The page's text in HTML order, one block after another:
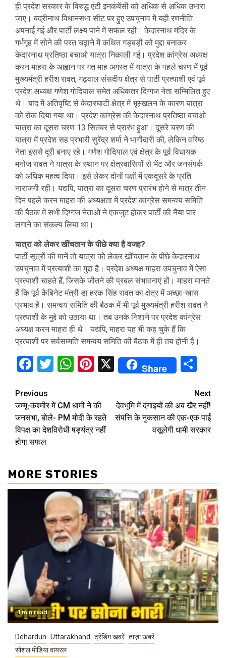
ही प्रदेश सरकार के विरुद्ध एंटी इनकंबेंसी को अधिक से अधिक उभारा
जाए। बद्रीनाथ विधानसभा सीट पर हुए उपचुनाव में यही रणनीति
अपनाई गई और पार्टी लक्ष्य पाने में सफल रही। केदारनाथ मंदिर के
गर्भगृह में सोने की परत चढ़ाने में कथित गड़बड़ी को मुद्दा बनाकर
केदारनाथ प्रतिष्ठा बचाओ यात्रा निकाली गई। प्रदेश कांग्रेस अध्यक्ष
करन माहरा के आह्वान पर गत माह अगस्त में यात्रा के पहले चरण में पूर्व
मुख्यमंत्री हरीश रावत, गढ़वाल संसदीय क्षेत्र से पार्टी प्रत्याशी एवं पूर्व
प्रदेश अध्यक्ष गणेश गोदियाल समेत अधिकतर दिग्गज नेता सम्मिलित हुए
थे। बाद में अतिवृष्टि से केदारघाटी क्षेत्र में भूस्खलन के कारण यात्रा
को रोक दिया गया था। प्रदेश कांग्रेस की केदारनाथ प्रतिष्ठा बचाओ
यात्रा का दूसरा चरण 13 सितंबर से प्रारंभ हुआ। दूसरे चरण की
यात्रा में प्रदेश सह प्रभारी सुरेंद्र शर्मा ने भागीदारी की, लेकिन वरिष्ठ
नेता इससे दूरी बनाए रहे। गणेश गोदियाल एवं क्षेत्र के पूर्व विधायक
मनोज रावत ने यात्रा के स्थान पर क्षेत्रवासियों से भेंट और जनसंपर्क
को अधिक महत्व दिया। इसे लेकर दोनों पक्षों में एकदूसरे के प्रति
नाराजगी रही। यद्यपि, यात्रा का दूसरा चरण प्रारंभ होने से मात्र तीन
दिन पहले करन माहरा की अध्यक्षता में प्रदेश कांग्रेस समन्वय समिति
की बैठक में सभी दिग्गज नेताओं ने एकजुट होकर पार्टी की नैया पार
लगाने का संकल्प लिया था।
यात्रा को लेकर खींचतान के पीछे क्‍या है वजह?
पार्टी सूत्रों की मानें तो यात्रा को लेकर खींचतान के पीछे केदारनाथ
उपचुनाव में प्रत्याशी का मुद्दा है। प्रदेश अध्यक्ष माहरा उपचुनाव में ऐसा
प्रत्याशी चाहते हैं, जिसके जीतने की प्रबल संभावनाएं हों। माहरा मानते
हैं कि पूर्व कैबिनेट मंत्री डा हरक सिंह रावत का क्षेत्र में अच्छा-खास
प्रभाव है। समन्वय समिति की बैठक में भी पूर्व मुख्यमंत्री हरीश रावत ने
प्रत्याशी के मुद्दे को उठाया था। तब उनके निशाने पर प्रदेश कांग्रेस
अध्यक्ष करन माहरा ही थे। यद्यपि, माहरा यह भी कह चुके हैं कि
प्रत्याशी पर सर्वसम्मति समन्वय समिति की बैठक में ही तय होनी है।
Facebook
Twitter
WhatsApp
Pinterest
X Share
Continue
Reading
Previous
जम्‍मू-कश्‍मीर में CM धामी ने की
जनसभा, बोले- PM मोदी के रहते
विपक्ष का देशविरोधी षड्यंत्र नहीं
होगा सफल
Next
देवभूम‍ि में दंगाइयों की अब खैर नहीं!
संपत्ति‍ के नुकसान की एक-एक पाई
वसूलेगी धामी सरकार
MORE STORIES
1 min read
Dehardun Uttarakhand ट्रेंडिंग खबरें ताज़ा ख़बरें
सोशल मीडिया वायरल